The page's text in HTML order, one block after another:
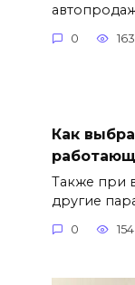
0 163
Как
Также при
другие
0 154